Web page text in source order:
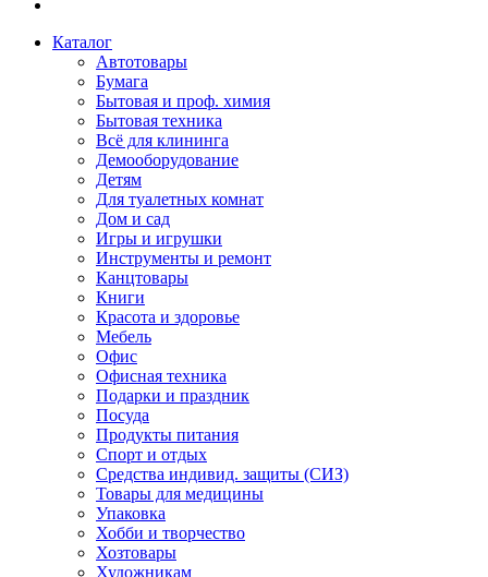
Каталог
Автотовары
Бумага
Бытовая и проф. химия
Бытовая техника
Всё для клининга
Демооборудование
Детям
Для туалетных комнат
Дом и сад
Игры и игрушки
Инструменты и ремонт
Канцтовары
Книги
Красота и здоровье
Мебель
Офис
Офисная техника
Подарки и праздник
Посуда
Продукты питания
Спорт и отдых
Средства индивид. защиты (СИЗ)
Товары для медицины
Упаковка
Хобби и творчество
Хозтовары
Художникам